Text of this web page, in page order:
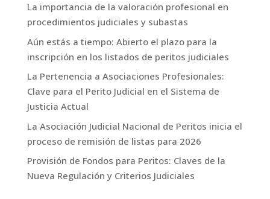
La importancia de la valoración profesional en
procedimientos judiciales y subastas
Aún estás a tiempo: Abierto el plazo para la
inscripción en los listados de peritos judiciales
La Pertenencia a Asociaciones Profesionales:
Clave para el Perito Judicial en el Sistema de
Justicia Actual
La Asociación Judicial Nacional de Peritos inicia el
proceso de remisión de listas para 2026
Provisión de Fondos para Peritos: Claves de la
Nueva Regulación y Criterios Judiciales